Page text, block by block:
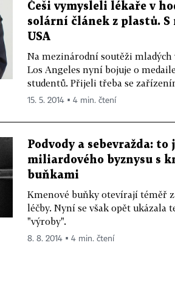
Češi vymysleli lékaře v
solární článek z plastů. S
USA
Na mezinárodní soutěži
Los Angeles nyní bojuje o
studentů. Přijeli třeba se
15. 5. 2014 ▪ 4 min. čtení
Podvody a sebevražda:
miliardového byznysu s
buňkami
Kmenové buňky otevírají téměř
léčby. Nyní se však opět ukázala
"výroby".
8. 8. 2014 ▪ 4 min. čtení